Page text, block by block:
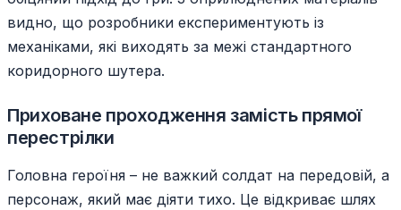
видно, що розробники експериментують із
механіками, які виходять за межі стандартного
коридорного шутера.
Приховане проходження замість прямої
перестрілки
Головна героїня – не важкий солдат на передовій, а
персонаж, який має діяти тихо. Це відкриває шлях